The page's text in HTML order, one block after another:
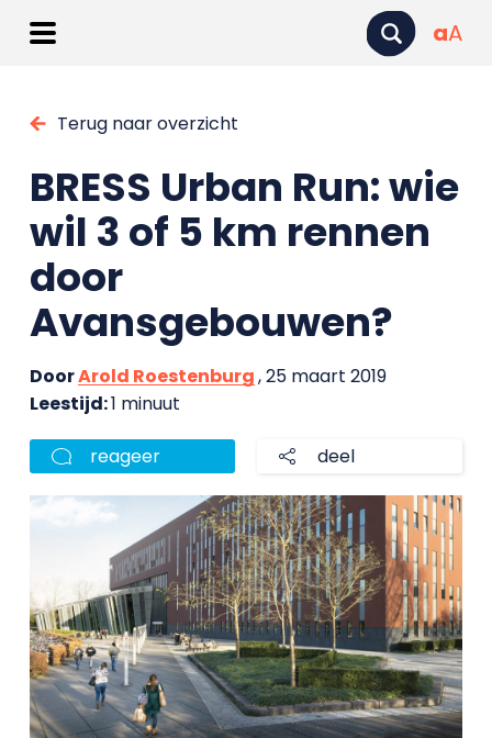
aA
Terug naar overzicht
BRESS Urban Run: wie
wil 3 of 5 km rennen
door
Avansgebouwen?
DoorArold Roestenburg, 25 maart 2019
Leestijd:1 minuut
reageer deel